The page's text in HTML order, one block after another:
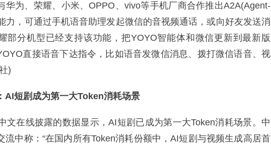
为、荣耀、小米、OPPO、vivo等手机厂商合作推出A2A(Agent-
力，可通过手机语音助理发起微信的音视频通话，或向好友发送消
部分机型已经支持该功能，把YOYO智能体和微信更新到最新版
直接语音下达指令，比如语音发微信消息、拨打微信语音、视
)
AI短剧成为第一大Token消耗场景
在线披露的数据显示，AI短剧已成为第一大Token消耗场景。中
流中称：“在国内所有Token消耗份额中，AI短剧与视频生成高居首